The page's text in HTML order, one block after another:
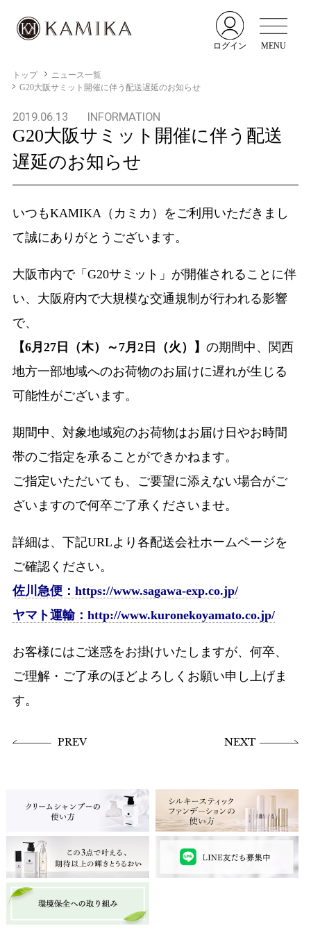
ログイン MENU
トップ
ニュース一覧
G20大阪サミット開催に伴う配送遅延のお知らせ
2019.06.13 INFORMATION
G20大阪サミット開催に伴う配送
遅延のお知らせ
いつもKAMIKA（カミカ）をご利用いただきまし
て誠にありがとうございます。
大阪市内で「G20サミット」が開催されることに伴
い、大阪府内で大規模な交通規制が行われる影響
で、
【6月27日（木）～7月2日（火）】 の期間中、関西
地方一部地域へのお荷物のお届けに遅れが生じる
可能性がございます。
期間中、対象地域宛のお荷物はお届け日やお時間
帯のご指定を承ることができかねます。
ご指定いただいても、ご要望に添えない場合がご
ざいますので何卒ご了承くださいませ。
詳細は、下記URLより各配送会社ホームページを
ご確認ください。
佐川急便：https://www.sagawa-exp.co.jp/
ヤマト運輸：http://www.kuronekoyamato.co.jp/
お客様にはご迷惑をお掛けいたしますが、何卒、
ご理解・ご了承のほどよろしくお願い申し上げま
す。
PREV NEXT